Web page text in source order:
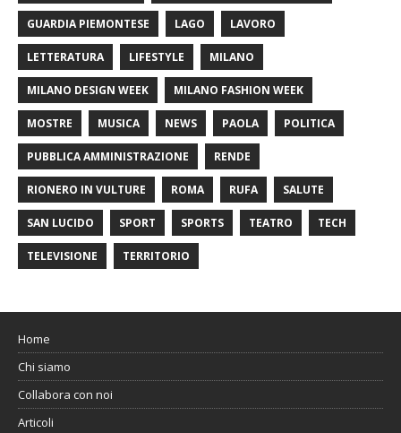
GUARDIA PIEMONTESE LAGO LAVORO
LETTERATURA LIFESTYLE MILANO
MILANO DESIGN WEEK MILANO FASHION WEEK
MOSTRE MUSICA NEWS PAOLA POLITICA
PUBBLICA AMMINISTRAZIONE RENDE
RIONERO IN VULTURE ROMA RUFA SALUTE
SAN LUCIDO SPORT SPORTS TEATRO TECH
TELEVISIONE TERRITORIO
Home
Chi siamo
Collabora con noi
Articoli